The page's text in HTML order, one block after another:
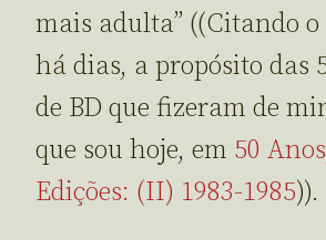
mais adulta” ((Citando o
há dias, a propósito das
de BD que fizeram de
que sou hoje, em 50
Edições: (II) 1983-1985)).